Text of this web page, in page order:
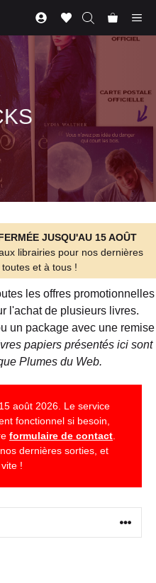
JUSQU'AU 15 AOÛT
librairies pour nos dernières
et à tous !
les offres promotionnelles
l'achat de plusieurs livres.
un package avec une remise
papiers présentés ici sont
Plumes du Web.
août 2026. Le service
fonctionnel si besoin,
formulaire de contact
dernières sorties, et
!